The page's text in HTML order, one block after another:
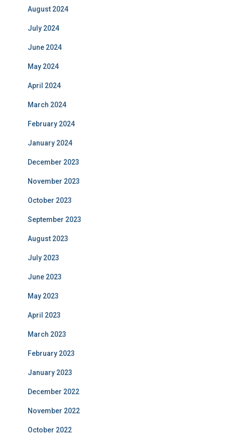
August 2024
July 2024
June 2024
May 2024
April 2024
March 2024
February 2024
January 2024
December 2023
November 2023
October 2023
September 2023
August 2023
July 2023
June 2023
May 2023
April 2023
March 2023
February 2023
January 2023
December 2022
November 2022
October 2022